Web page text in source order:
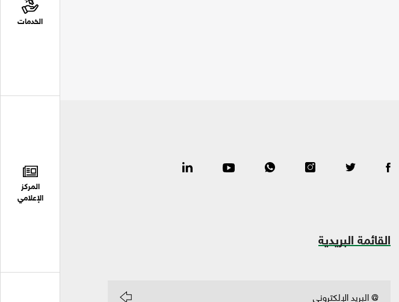
الخدمات
المركز
الإعلامي
القائمة البريدية